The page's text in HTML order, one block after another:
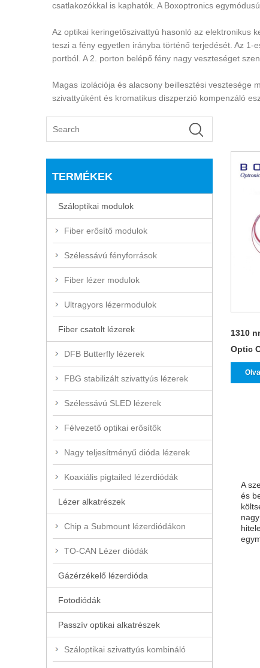
csatlakozókkal is kaphatók. A Boxoptronics
Az optikai keringetőszivattyú hasonló az elektronikus
teszi a fény egyetlen irányba történő terjedését. Az
portból. A 2. porton belépő fény nagy veszteséget
Magas izolációja és alacsony beillesztési vesztesége
szivattyúként és kromatikus diszperzió kompenzáló
TERMÉKEK
Száloptikai modulok
Fiber erősítő modulok
Szélessávú fényforrások
Fiber lézer modulok
Ultragyors lézermodulok
Fiber csatolt lézerek
DFB Butterfly lézerek
FBG stabilizált szivattyús lézerek
Szélessávú SLED lézerek
Félvezető optikai erősítők
Nagy teljesítményű dióda lézerek
Koaxiális pigtailed lézerdiódák
Lézer alkatrészek
Chip a Submount lézerdiódákon
TO-CAN Lézer diódák
Gázérzékelő lézerdióda
Fotodiódák
Passzív optikai alkatrészek
Száloptikai szivattyús kombináló
1310
Optic
A
és